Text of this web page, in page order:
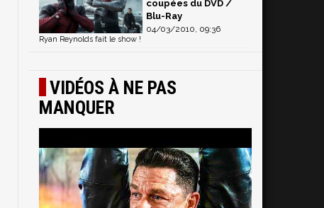
coupées du DVD /
Blu-Ray
04/03/2010, 09:36
Ryan Reynolds fait le show !
VIDÉOS À NE PAS
MANQUER